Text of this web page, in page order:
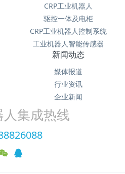
CRP工业机器人
驱控一体及电柜
CRP工业机器人控制系统
工业机器人智能传感器
新闻动态
媒体报道
行业资讯
企业新闻
人集成热线